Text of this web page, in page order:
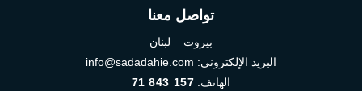
تواصل معنا
بيروت – لبنان
البريد الإلكتروني: info@sadadahie.com
الهاتف: 71 843 157